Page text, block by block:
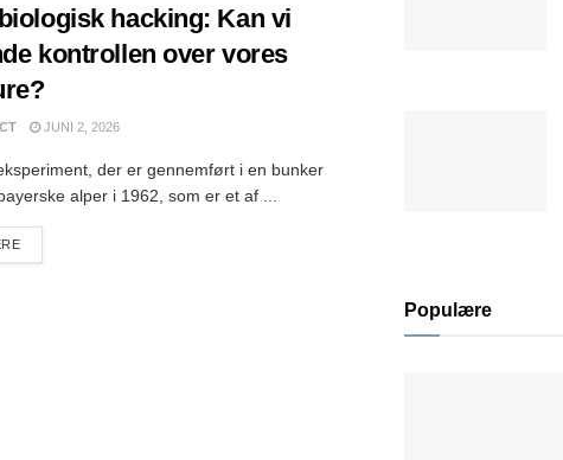
hacking: Kan vi
kontrollen over vores
JUNI 2, 2026
der er gennemført i en bunker
alper i 1962, som er et af ...
DETAILS
Populære